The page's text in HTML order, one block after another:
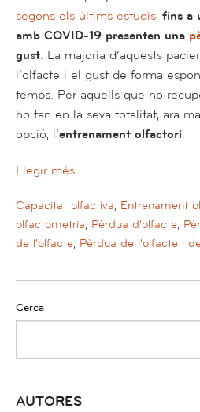
segons els últims estudis, fins a
amb COVID-19 presenten una
gust. La majoria d’aquests
l’olfacte i el gust de forma
temps. Per aquells que no
ho fan en la seva totalitat, ara
opció, l’entrenament olfactori.
Llegir més…
Capacitat olfactiva, Entrenament
olfactometria, Pèrdua d'olfacte,
de l'olfacte, Pèrdua de l'olfacte i
Cerca
AUTORES